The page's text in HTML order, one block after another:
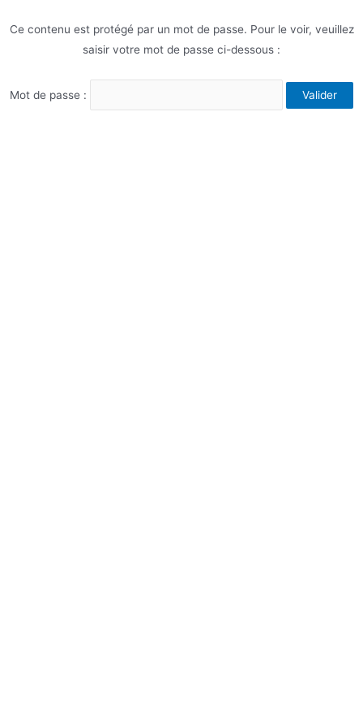
Ce contenu est protégé par un mot de passe. Pour le voir, veuillez
saisir votre mot de passe ci-dessous :
Mot de passe :